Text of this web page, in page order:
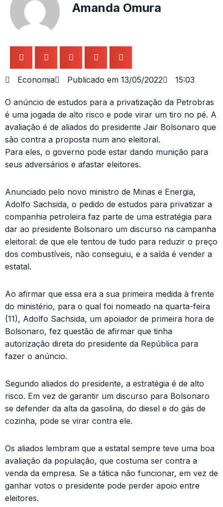
Amanda Omura
Economia Publicado em 13/05/2022 15:03
O anúncio de estudos para a privatização da Petrobras
é uma jogada de alto risco e pode virar um tiro no pé. A
avaliação é de aliados do presidente Jair Bolsonaro que
são contra a proposta num ano eleitoral.
Para eles, o governo pode estar dando munição para
seus adversários e afastar eleitores.
Anunciado pelo novo ministro de Minas e Energia,
Adolfo Sachsida, o pedido de estudos para privatizar a
companhia petroleira faz parte de uma estratégia para
dar ao presidente Bolsonaro um discurso na campanha
eleitoral: de que ele tentou de tudo para reduzir o preço
dos combustíveis, não conseguiu, e a saída é vender a
estatal.
Ao afirmar que essa era a sua primeira medida à frente
do ministério, para o qual foi nomeado na quarta-feira
(11), Adolfo Sachsida, um apoiador de primeira hora de
Bolsonaro, fez questão de afirmar que tinha
autorização direta do presidente da República para
fazer o anúncio.
Segundo aliados do presidente, a estratégia é de alto
risco. Em vez de garantir um discurso para Bolsonaro
se defender da alta da gasolina, do diesel e do gás de
cozinha, pode se virar contra ele.
Os aliados lembram que a estatal sempre teve uma boa
avaliação da população, que costuma ser contra a
venda da empresa. Se a tática não funcionar, em vez de
ganhar votos o presidente pode perder apoio entre
eleitores.